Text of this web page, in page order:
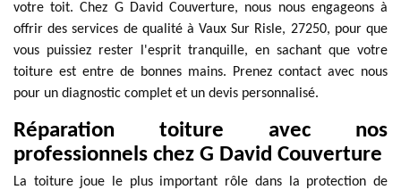
votre toit. Chez G David Couverture, nous nous engageons à
offrir des services de qualité à Vaux Sur Risle, 27250, pour que
vous puissiez rester l'esprit tranquille, en sachant que votre
toiture est entre de bonnes mains. Prenez contact avec nous
pour un diagnostic complet et un devis personnalisé.
Réparation toiture avec nos
professionnels chez G David Couverture
La toiture joue le plus important rôle dans la protection de